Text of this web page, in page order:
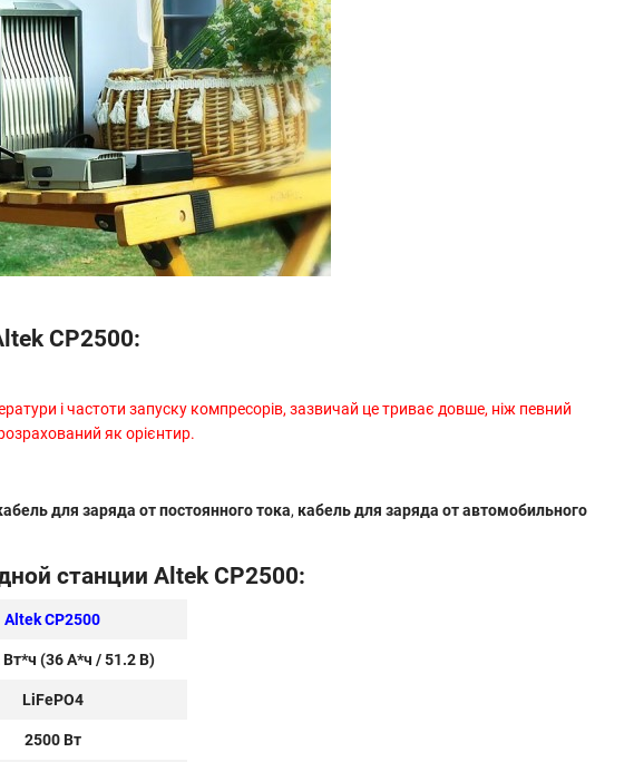
CP2500:
і частоти запуску компресорів, зазвичай це триває довше, ніж певний
як орієнтир.
для заряда от постоянного тока, кабель для заряда от автомобильного
станции Altek CP2500:
Altek CP2500
Вт*ч (36 А*ч / 51.2 В)
LiFePO4
2500 Вт